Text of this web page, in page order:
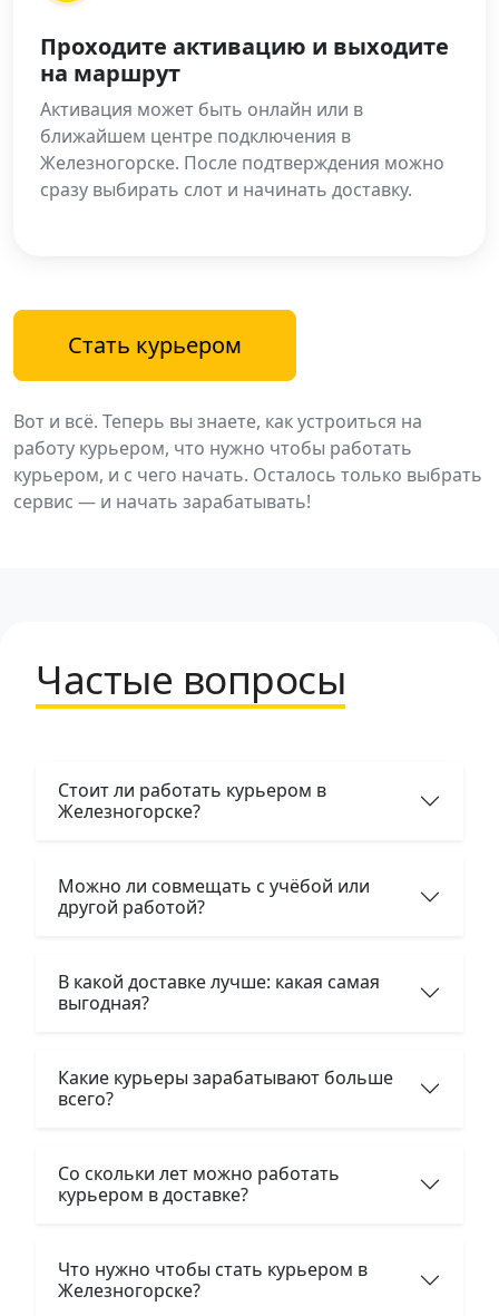
Проходите активацию и выходите
на маршрут
Активация может быть онлайн или в
ближайшем центре подключения в
Железногорске. После подтверждения можно
сразу выбирать слот и начинать доставку.
Стать курьером
Вот и всё. Теперь вы знаете, как устроиться на
работу курьером, что нужно чтобы работать
курьером, и с чего начать. Осталось только выбрать
сервис — и начать зарабатывать!
Частые вопросы
Стоит ли работать курьером в
Железногорске?
Можно ли совмещать с учёбой или
другой работой?
В какой доставке лучше: какая самая
выгодная?
Какие курьеры зарабатывают больше
всего?
Со скольки лет можно работать
курьером в доставке?
Что нужно чтобы стать курьером в
Железногорске?